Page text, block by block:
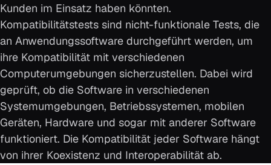
Kunden im Einsatz haben könnten.
Kompatibilitätstests sind nicht-funktionale Tests, die
an Anwendungssoftware durchgeführt werden, um
ihre Kompatibilität mit verschiedenen
Computerumgebungen sicherzustellen. Dabei wird
geprüft, ob die Software in verschiedenen
Systemumgebungen, Betriebssystemen, mobilen
Geräten, Hardware und sogar mit anderer Software
funktioniert. Die Kompatibilität jeder Software hängt
von ihrer Koexistenz und Interoperabilität ab.